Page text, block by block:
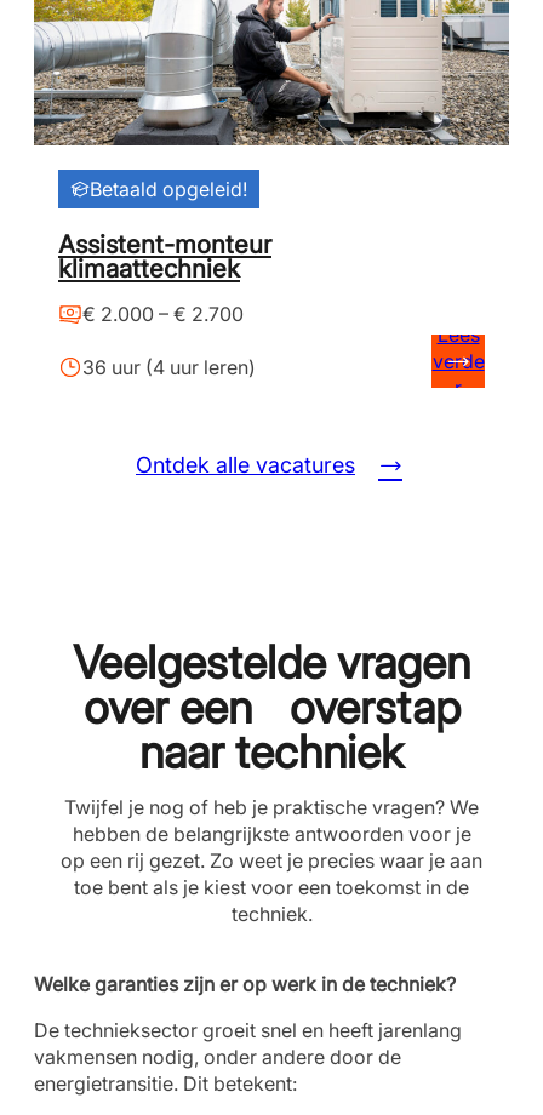
Betaald opgeleid!
Assistent-monteur
klimaattechniek
€ 2.000 – € 2.700
36 uur (4 uur leren)
Lees
verde
r
Ontdek alle vacatures
Veelgestelde vragen
over een overstap
naar techniek
Twijfel je nog of heb je praktische vragen? We
hebben de belangrijkste antwoorden voor je
op een rij gezet. Zo weet je precies waar je aan
toe bent als je kiest voor een toekomst in de
techniek.
Welke garanties zijn er op werk in de techniek?
De technieksector groeit snel en heeft jarenlang
vakmensen nodig, onder andere door de
energietransitie. Dit betekent: